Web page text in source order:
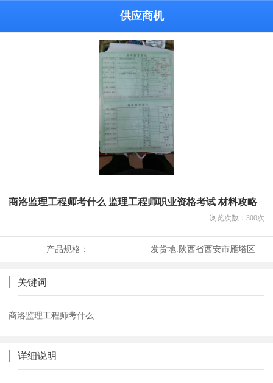
供应商机
商洛监理工程师考什么 监理工程师职业资格考试 材料攻略
浏览次数： 300次
产品规格： 发货地:陕西省西安市雁塔区
关键词
商洛监理工程师考什么
详细说明